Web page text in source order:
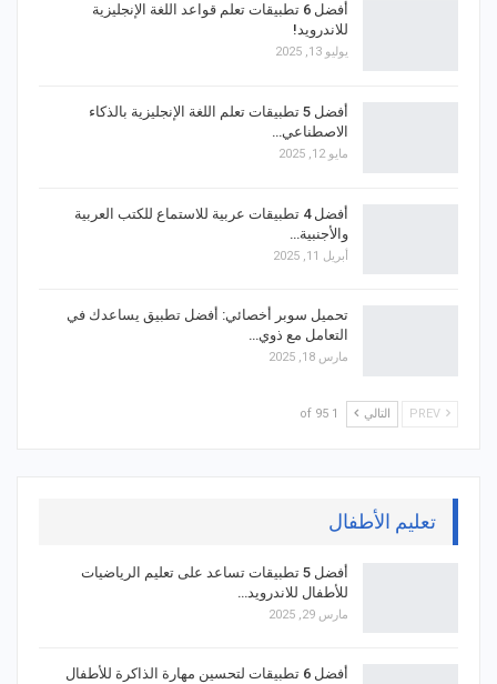
أفضل 6 تطبيقات تعلم قواعد اللغة الإنجليزية
للاندرويد!
يوليو 13, 2025
أفضل 5 تطبيقات تعلم اللغة الإنجليزية بالذكاء
الاصطناعي…
مايو 12, 2025
أفضل 4 تطبيقات عربية للاستماع للكتب العربية
والأجنبية…
أبريل 11, 2025
تحميل سوبر أخصائي: أفضل تطبيق يساعدك في
التعامل مع ذوي…
مارس 18, 2025
التالي 1 of 95
تعليم الأطفال
أفضل 5 تطبيقات تساعد على تعليم الرياضيات
للأطفال للاندرويد…
مارس 29, 2025
أفضل 6 تطبيقات لتحسين مهارة الذاكرة للأطفال